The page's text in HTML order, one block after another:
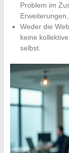
Problem im
Erweiterungen,
Weder die
keine
selbst.